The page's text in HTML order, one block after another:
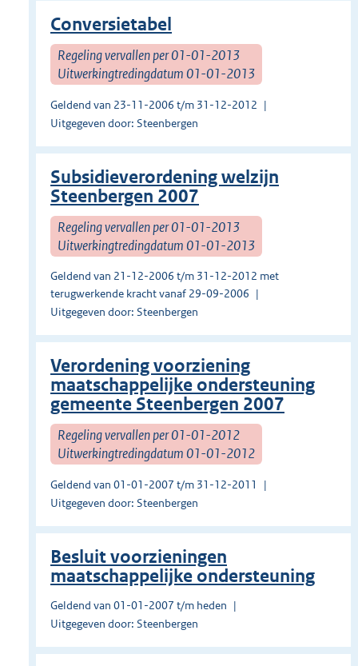
Conversietabel
Regeling vervallen per 01-01-2013
Uitwerkingtredingdatum 01-01-2013
Geldend van 23-11-2006 t/m 31-12-2012
Uitgegeven door: Steenbergen
Subsidieverordening welzijn
Steenbergen 2007
Regeling vervallen per 01-01-2013
Uitwerkingtredingdatum 01-01-2013
Geldend van 21-12-2006 t/m 31-12-2012 met
terugwerkende kracht vanaf 29-09-2006
Uitgegeven door: Steenbergen
Verordening voorziening
maatschappelijke ondersteuning
gemeente Steenbergen 2007
Regeling vervallen per 01-01-2012
Uitwerkingtredingdatum 01-01-2012
Geldend van 01-01-2007 t/m 31-12-2011
Uitgegeven door: Steenbergen
Besluit voorzieningen
maatschappelijke ondersteuning
Geldend van 01-01-2007 t/m heden
Uitgegeven door: Steenbergen